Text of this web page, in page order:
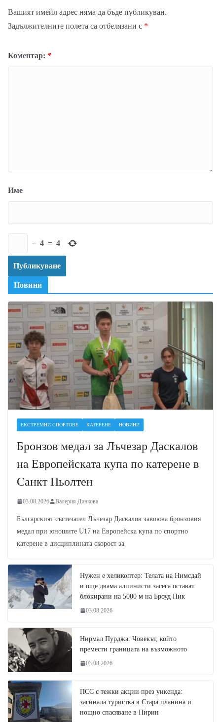
Вашият имейл адрес няма да бъде публикуван.
Задължителните полета са отбелязани с *
Коментар: *
Име
− 4 = 4
Новини
ЕКСТРЕМНИ СПОРТОВЕ КАТЕРЕНЕ НОВИНИ
Бронзов медал за Лъчезар Даскалов
на Европейската купа по катерене в
Санкт Пьолтен
03.08.2026 Валерия Динкова
Българският състезател Лъчезар Даскалов завоюва бронзовия
медал при юношите U17 на Европейска купа по спортно
катерене в дисциплината скорост за
Нужен е хеликоптер: Телата на Нимсдай
и още двама алпинисти засега остават
блокирани на 5000 м на Броуд Пик
03.08.2026
Нирмал Пурджа: Човекът, който
премести границата на възможното
03.08.2026
ПСС с тежки акции през уикенда:
загинала туристка в Стара планина и
нощно спасяване в Пирин